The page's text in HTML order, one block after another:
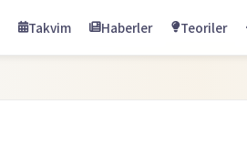
Takvim Haberler Teoriler